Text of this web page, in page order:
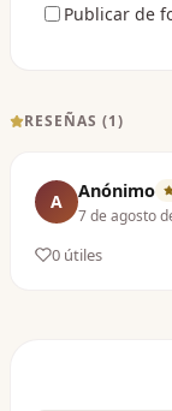
Publicar de
RESEÑAS (1)
A Anónimo
7 de agosto
0 útiles